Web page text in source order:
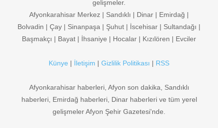
gelişmeler.
Afyonkarahisar Merkez | Sandıklı | Dinar | Emirdağ |
Bolvadin | Çay | Sinanpaşa | Şuhut | İscehisar | Sultandağı |
Başmakçı | Bayat | İhsaniye | Hocalar | Kızılören | Evciler
Künye | İletişim | Gizlilik Politikası | RSS
Afyonkarahisar haberleri, Afyon son dakika, Sandıklı
haberleri, Emirdağ haberleri, Dinar haberleri ve tüm yerel
gelişmeler Afyon Şehir Gazetesi'nde.